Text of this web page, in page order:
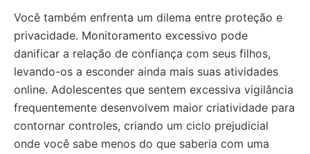
Você também enfrenta um dilema entre proteção e
privacidade. Monitoramento excessivo pode
danificar a relação de confiança com seus filhos,
levando-os a esconder ainda mais suas atividades
online. Adolescentes que sentem excessiva vigilância
frequentemente desenvolvem maior criatividade para
contornar controles, criando um ciclo prejudicial
onde você sabe menos do que saberia com uma